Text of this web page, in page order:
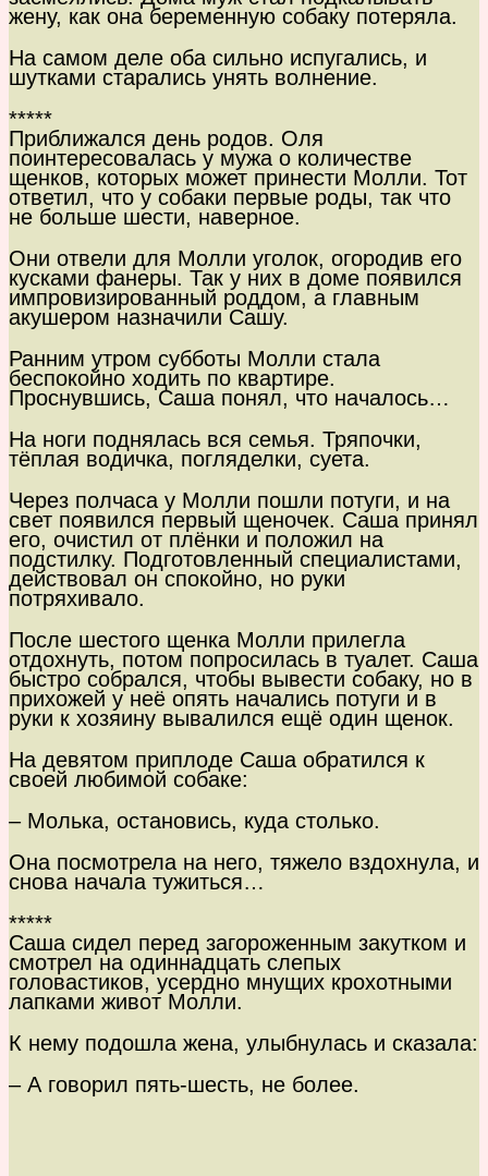
жену, как она беременную собаку потеряла.
На самом деле оба сильно испугались, и
шутками старались унять волнение.
*****
Приближался день родов. Оля
поинтересовалась у мужа о количестве
щенков, которых может принести Молли. Тот
ответил, что у собаки первые роды, так что
не больше шести, наверное.
Они отвели для Молли уголок, огородив его
кусками фанеры. Так у них в доме появился
импровизированный роддом, а главным
акушером назначили Сашу.
Ранним утром субботы Молли стала
беспокойно ходить по квартире.
Проснувшись, Саша понял, что началось…
На ноги поднялась вся семья. Тряпочки,
тёплая водичка, погляделки, суета.
Через полчаса у Молли пошли потуги, и на
свет появился первый щеночек. Саша принял
его, очистил от плёнки и положил на
подстилку. Подготовленный специалистами,
действовал он спокойно, но руки
потряхивало.
После шестого щенка Молли прилегла
отдохнуть, потом попросилась в туалет. Саша
быстро собрался, чтобы вывести собаку, но в
прихожей у неё опять начались потуги и в
руки к хозяину вывалился ещё один щенок.
На девятом приплоде Саша обратился к
своей любимой собаке:
– Молька, остановись, куда столько.
Она посмотрела на него, тяжело вздохнула, и
снова начала тужиться…
*****
Саша сидел перед загороженным закутком и
смотрел на одиннадцать слепых
головастиков, усердно мнущих крохотными
лапками живот Молли.
К нему подошла жена, улыбнулась и сказала:
– А говорил пять-шесть, не более.